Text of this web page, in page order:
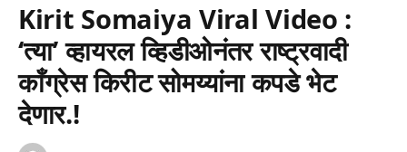
Kirit Somaiya Viral Video :
‘त्या’ व्हायरल व्हिडीओनंतर राष्ट्रवादी
काँग्रेस किरीट सोमय्यांना कपडे भेट
देणार.!